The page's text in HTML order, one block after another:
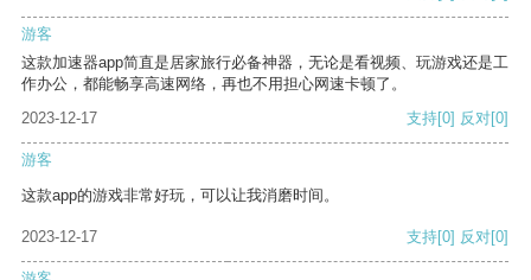
游客
这款加速器app简直是居家旅行必备神器，无论是看视频、玩游戏还是工
作办公，都能畅享高速网络，再也不用担心网速卡顿了。
2023-12-17
支持[0] 反对[0]
游客
这款app的游戏非常好玩，可以让我消磨时间。
2023-12-17 支持[0] 反对[0]